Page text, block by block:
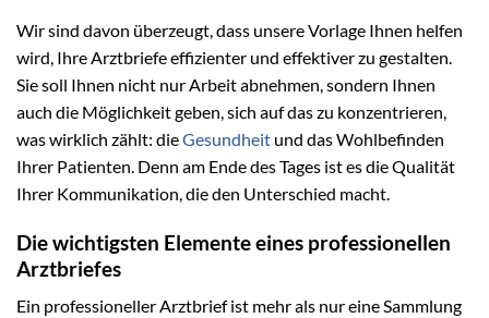
Wir sind davon überzeugt, dass unsere Vorlage Ihnen helfen
wird, Ihre Arztbriefe effizienter und effektiver zu gestalten.
Sie soll Ihnen nicht nur Arbeit abnehmen, sondern Ihnen
auch die Möglichkeit geben, sich auf das zu konzentrieren,
was wirklich zählt: dieGesundheit und das Wohlbefinden
Ihrer Patienten. Denn am Ende des Tages ist es die Qualität
Ihrer Kommunikation, die den Unterschied macht.
Die wichtigsten Elemente eines professionellen
Arztbriefes
Ein professioneller Arztbrief ist mehr als nur eine Sammlung